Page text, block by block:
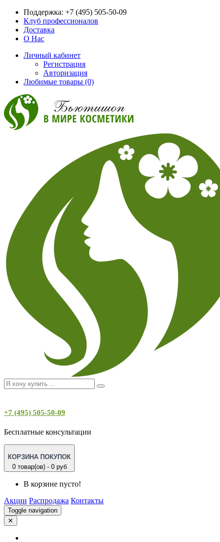
Поддержка: +7 (495) 505-50-09
Клуб профессионалов
Доставка
О Нас
Личный кабинет
Регистрация
Авторизация
Любимые товары (0)
+7 (495) 505-50-09
Бесплатные консультации
КОРЗИНА ПОКУПОК
0 товар(ов) - 0 руб
В корзине пусто!
Акции Распродажа Контакты
Toggle navigation
✕